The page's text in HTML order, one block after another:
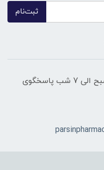
ثبت‌نام
از شنبه تا پنجشنبه، از ساعت 9 صبح الی 7 شب پاسخگوی